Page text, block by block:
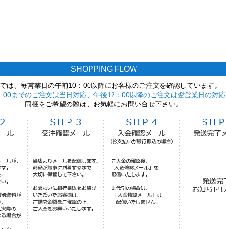
SHOPPING FLOW
は、毎営業日の午前10：00以降にお客様のご注文を確認しています。
00までのご注文は当日対応、午後12：00以降のご注文は翌営業日の対応
同梱をご希望の際は、お気軽にお問い合せ下さい。